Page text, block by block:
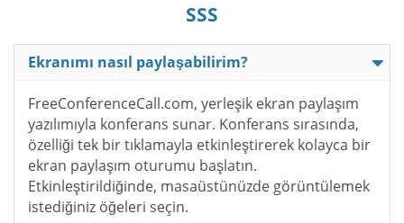
SSS
Ekranımı nasıl paylaşabilirim?
FreeConferenceCall.com, yerleşik ekran paylaşım
yazılımıyla konferans sunar. Konferans sırasında,
özelliği tek bir tıklamayla etkinleştirerek kolayca bir
ekran paylaşım oturumu başlatın.
Etkinleştirildiğinde, masaüstünüzde görüntülemek
istediğiniz öğeleri seçin.